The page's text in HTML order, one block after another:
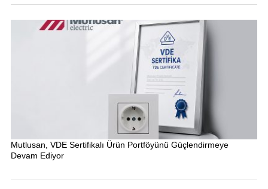
Mutlusan, VDE Sertifikalı Ürün Portföyünü Güçlendirmeye
Devam Ediyor